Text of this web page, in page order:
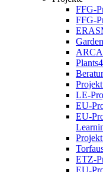
FFG-
FFG-
LE-
EU-
EU-
ETZ-
EU-